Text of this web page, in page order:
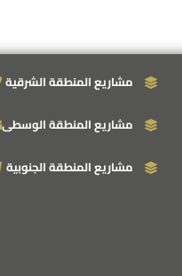
مشاريع المنطقة الشرقية
مشاريع المنطقة الوسطى
مشاريع المنطقة الجنوبية